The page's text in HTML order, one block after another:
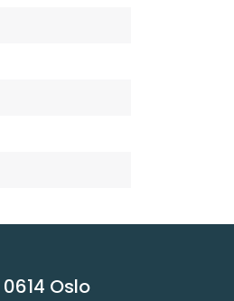
Oslo